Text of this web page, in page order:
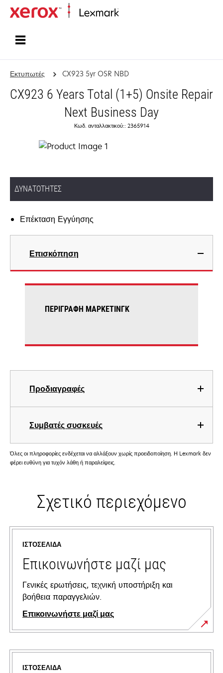
Εκτυπωτές CX923 5yr OSR NBD
CX923 6 Years Total (1+5) Onsite Repair
Next Business Day
Κωδ. ανταλλακτικού:: 2365914
ΔΥΝΑΤΌΤΗΤΕΣ
Επέκταση Εγγύησης
Επισκόπηση
Προδιαγραφές
Συμβατές συσκευές
ΠΕΡΙΓΡΑΦΉ ΜΆΡΚΕΤΙΝΓΚ
Όλες οι πληροφορίες ενδέχεται να αλλάξουν χωρίς προειδοποίηση. Η Lexmark δεν
φέρει ευθύνη για τυχόν λάθη ή παραλείψεις.
Σχετικό περιεχόμενο
ΙΣΤΟΣΕΛΊΔΑ
Επικοινωνήστε μαζί μας
Γενικές ερωτήσεις, τεχνική υποστήριξη και
βοήθεια παραγγελιών.
Επικοινωνήστε μαζί μας
ΙΣΤΟΣΕΛΊΔΑ